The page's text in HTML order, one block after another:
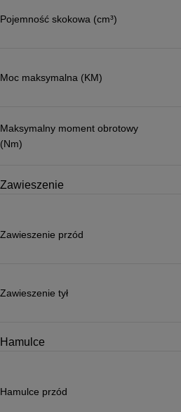
Pojemność skokowa (cm³)
Moc maksymalna (KM)
Maksymalny moment obrotowy
(Nm)
Zawieszenie
Zawieszenie przód
Zawieszenie tył
Hamulce
Hamulce przód